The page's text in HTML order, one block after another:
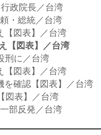
政院長／台湾
・総統／台湾
【図表】／台湾
【図表】／台湾
刑に／台湾
【図表】／台湾
を確認【図表】／台湾
図表】／台湾
部反発／台湾